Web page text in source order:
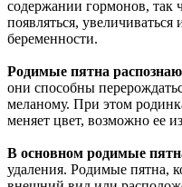
содержании гормонов, так
появляться,
беременности.
Родимые пятна
они способны
меланому. При этом
меняет цвет, возможно ее
В основном родимые
удаления. Родимые пятна,